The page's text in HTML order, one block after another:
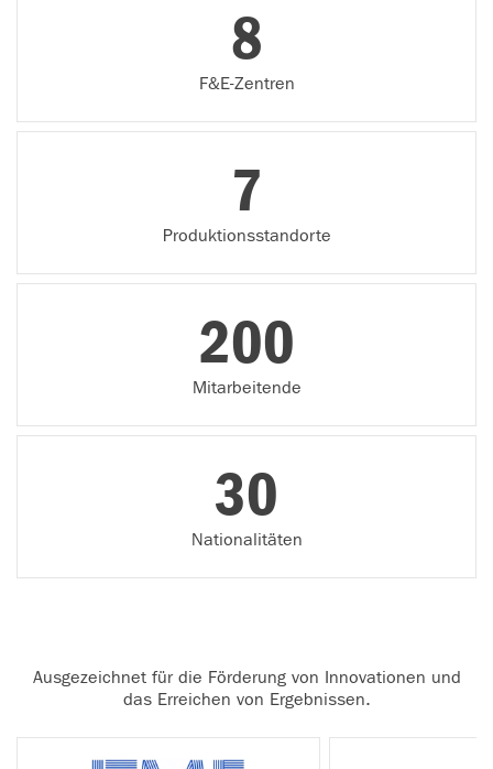
8
F&E-Zentren
7
Produktionsstandorte
200
Mitarbeitende
30
Nationalitäten
Ausgezeichnet für die Förderung von Innovationen und
das Erreichen von Ergebnissen.